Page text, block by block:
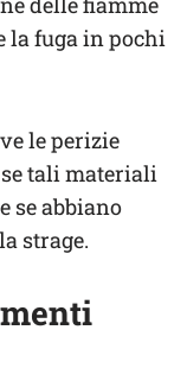
la fuga in pochi
le perizie
tali materiali
se abbiano
strage.